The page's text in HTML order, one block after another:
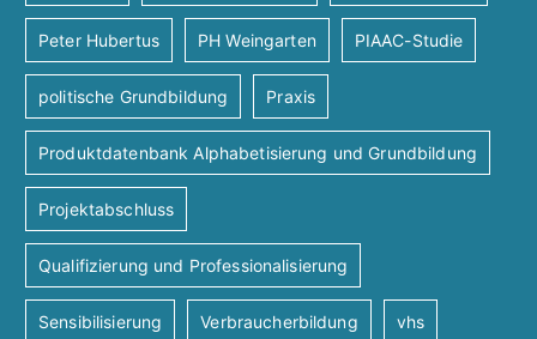
Peter Hubertus PH Weingarten PIAAC-Studie
politische Grundbildung Praxis
Produktdatenbank Alphabetisierung und Grundbildung
Projektabschluss
Qualifizierung und Professionalisierung
Sensibilisierung Verbraucherbildung vhs